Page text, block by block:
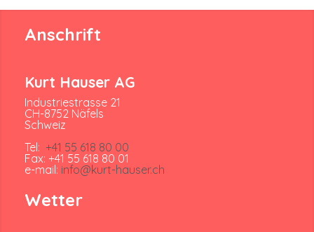
Anschrift
Kurt Hauser AG
Industriestrasse 21
CH-8752 Näfels
Schweiz
Tel: +41 55 618 80 00
Fax: +41 55 618 80 01
e-mail: info@kurt-hauser.ch
Wetter